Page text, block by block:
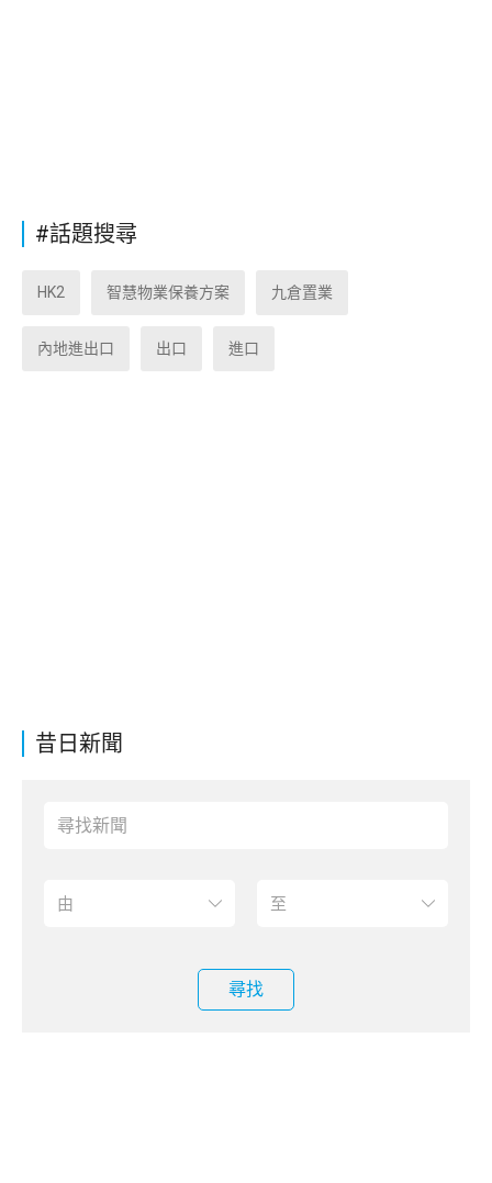
昔日新聞
尋找
#話題搜尋
HK2 智慧物業保養方案 九倉置業
內地進出口 出口 進口